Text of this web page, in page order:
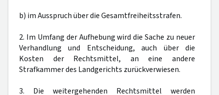
b) im Ausspruch über die Gesamtfreiheitsstrafen.
2. Im Umfang der Aufhebung wird die Sache zu neuer
Verhandlung und Entscheidung, auch über die
Kosten der Rechtsmittel, an eine andere
Strafkammer des Landgerichts zurückverwiesen.
3. Die weitergehenden Rechtsmittel werden